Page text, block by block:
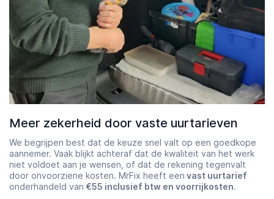
Meer zekerheid door vaste uurtarieven
We begrijpen best dat de keuze snel valt op een goedkope
aannemer. Vaak blijkt achteraf dat de kwaliteit van het werk
niet voldoet aan je wensen, of dat de rekening tegenvalt
door onvoorziene kosten. MrFix heeft een vast uurtarief
onderhandeld van €55 inclusief btw en voorrijkosten.